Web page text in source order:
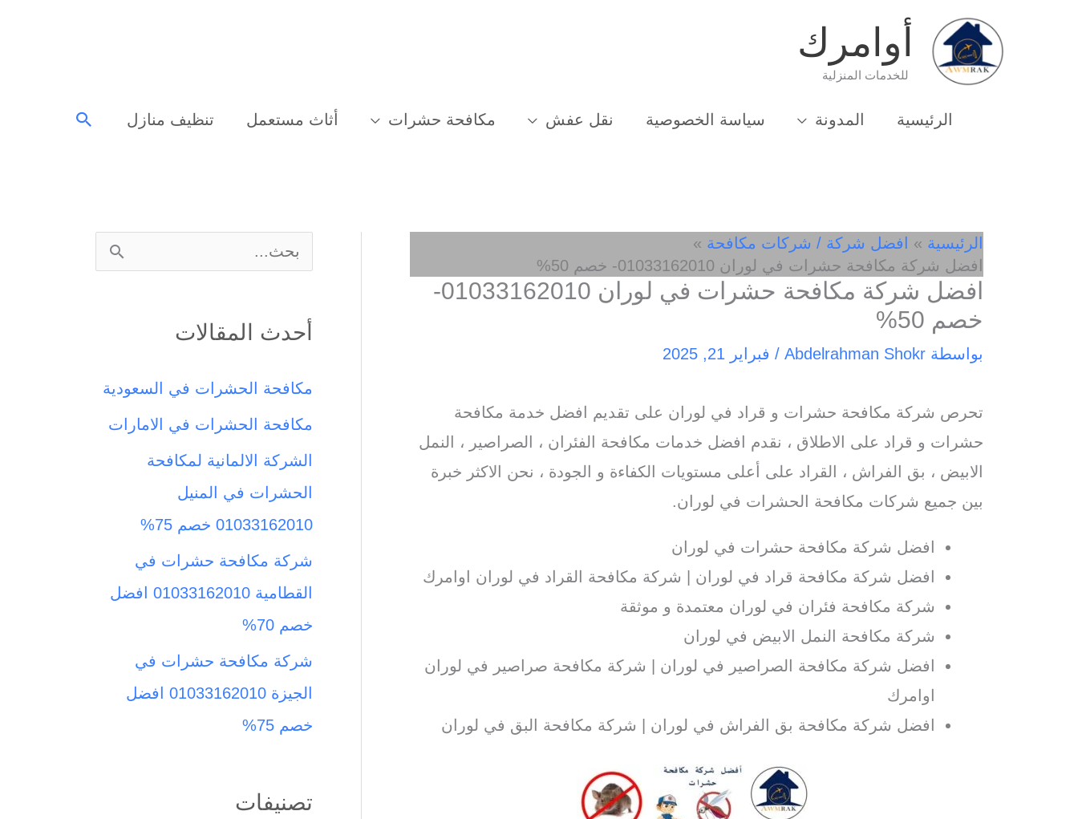
أوامرك
للخدمات المنزلية
الرئيسية المدونة سياسة الخصوصية نقل عفش مكافحة حشرات أثاث مستعمل تنظيف منازل البحث
الرئيسية
افضل شركة / شركات مكافحة
افضل شركة مكافحة حشرات في لوران 01033162010- خصم 50%
افضل شركة مكافحة حشرات في لوران 01033162010-
خصم 50%
بواسطة Abdelrahman Shokr
/ فبراير 21, 2025
تحرص شركة مكافحة حشرات و قراد في لوران على تقديم افضل خدمة مكافحة
حشرات و قراد على الاطلاق ، نقدم افضل خدمات مكافحة الفئران ، الصراصير ، النمل
الابيض ، بق الفراش ، القراد على أعلى مستويات الكفاءة و الجودة ، نحن الاكثر خبرة
بين جميع شركات مكافحة الحشرات في لوران.
افضل شركة مكافحة حشرات في لوران
افضل شركة مكافحة قراد في لوران | شركة مكافحة القراد في لوران اوامرك
شركة مكافحة فئران في لوران معتمدة و موثقة
شركة مكافحة النمل الابيض في لوران
افضل شركة مكافحة الصراصير في لوران | شركة مكافحة صراصير في لوران
اوامرك
افضل شركة مكافحة بق الفراش في لوران | شركة مكافحة البق في لوران
ب
ث
ن
:
أحدث المقالات
مكافحة الحشرات في السعودية
مكافحة الحشرات في الامارات
الشركة الالمانية لمكافحة
الحشرات في المنيل
01033162010 خصم 75%
شركة مكافحة حشرات في
القطامية 01033162010 افضل
خصم 70%
شركة مكافحة حشرات في
الجيزة 01033162010 افضل
خصم 75%
تصنيفات